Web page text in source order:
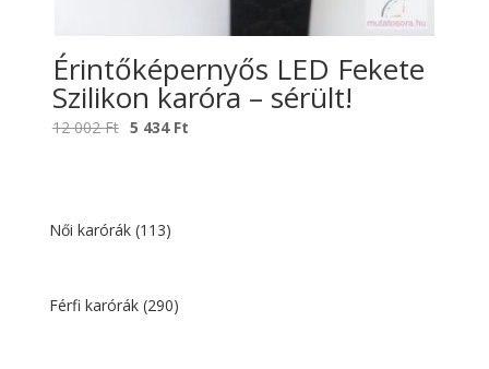
Érintőképernyős LED Fekete
Szilikon karóra – sérült!
12 002Ft Original
002 Ft.
5 434 Ft
Női karórák (113)
Férfi karórák (290)